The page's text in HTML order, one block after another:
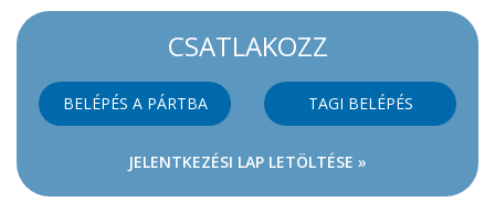
CSATLAKOZZ
BELÉPÉS A PÁRTBA TAGI BELÉPÉS
JELENTKEZÉSI LAP LETÖLTÉSE »